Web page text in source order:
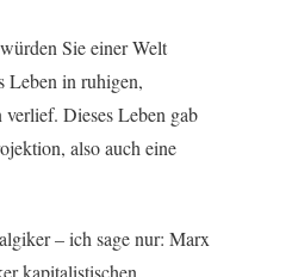
Sie einer Welt
Leben in ruhigen,
verlief. Dieses Leben gab
also auch eine
– ich sage nur: Marx
kapitalistischen